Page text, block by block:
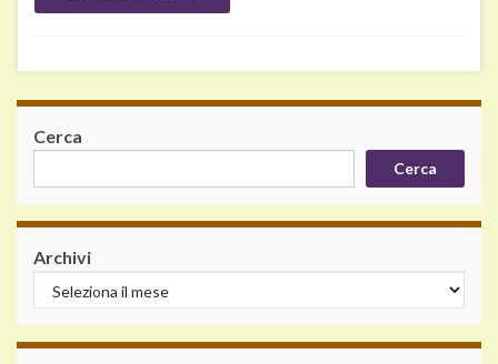
Cerca
Cerca
Archivi